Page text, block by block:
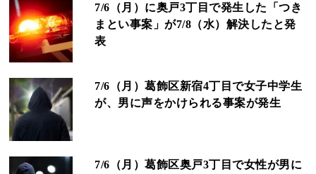
7/6（月）に奥戸3丁目で発生した「つき
まとい事案」が7/8（水）解決したと発
表
7/6（月）葛飾区新宿4丁目で女子中学生
が、男に声をかけられる事案が発生
7/6（月）葛飾区奥戸3丁目で女性が男に